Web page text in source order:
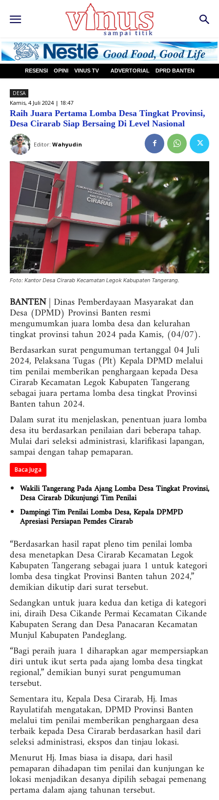
RESENSI OPINI VINUS TV ADVERTORIAL DPRD BANTEN
DESA
Kamis, 4 Juli 2024 | 18:47
Raih Juara Pertama Lomba Desa Tingkat Provinsi,
Desa Cirarab Siap Bersaing Di Level Nasional
Editor: Wahyudin
Foto: Kantor Desa Cirarab Kecamatan Legok Kabupaten Tangerang.
BANTEN| Dinas Pemberdayaan Masyarakat dan
Desa (DPMD) Provinsi Banten resmi
mengumumkan juara lomba desa dan kelurahan
tingkat provinsi tahun 2024 pada Kamis, (04/07).
Berdasarkan surat pengumuman tertanggal 04 Juli
2024, Pelaksana Tugas (Plt) Kepala DPMD melalui
tim penilai memberikan penghargaan kepada Desa
Cirarab Kecamatan Legok Kabupaten Tangerang
sebagai juara pertama lomba desa tingkat Provinsi
Banten tahun 2024.
Dalam surat itu menjelaskan, penentuan juara lomba
desa itu berdasarkan penilaian dari beberapa tahap.
Mulai dari seleksi administrasi, klarifikasi lapangan,
sampai dengan tahap pemaparan.
Baca Juga
Wakili Tangerang Pada Ajang Lomba Desa Tingkat Provinsi,
Desa Cirarab Dikunjungi Tim Penilai
Dampingi Tim Penilai Lomba Desa, Kepala DPMPD
Apresiasi Persiapan Pemdes Cirarab
“Berdasarkan hasil rapat pleno tim penilai lomba
desa menetapkan Desa Cirarab Kecamatan Legok
Kabupaten Tangerang sebagai juara 1 untuk kategori
lomba desa tingkat Provinsi Banten tahun 2024,”
demikian dikutip dari surat tersebut.
Sedangkan untuk juara kedua dan ketiga di kategori
ini, diraih Desa Cikande Permai Kecamatan Cikande
Kabupaten Serang dan Desa Panacaran Kecamatan
Munjul Kabupaten Pandeglang.
“Bagi peraih juara 1 diharapkan agar mempersiapkan
diri untuk ikut serta pada ajang lomba desa tingkat
regional,” demikian bunyi surat pengumuman
tersebut.
Sementara itu, Kepala Desa Cirarab, Hj. Imas
Rayulatifah mengatakan, DPMD Provinsi Banten
melalui tim penilai memberikan penghargaan desa
terbaik kepada Desa Cirarab berdasarkan hasil dari
seleksi administrasi, ekspos dan tinjau lokasi.
Menurut Hj. Imas biasa ia disapa, dari hasil
pemaparan dihadapan tim penilai dan kunjungan ke
lokasi menjadikan desanya dipilih sebagai pemenang
pertama dalam ajang tahunan tersebut.